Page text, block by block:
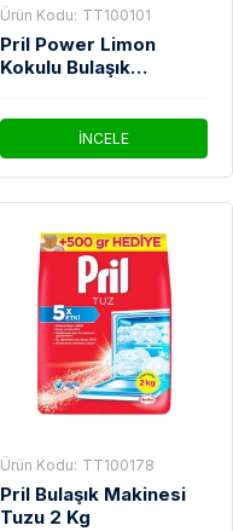
Ürün Kodu: TT100101
Pril Power Limon
Kokulu Bulaşık
İNCELE
Ürün Kodu: TT100178
Pril Bulaşık Makinesi
Tuzu 2 Kg